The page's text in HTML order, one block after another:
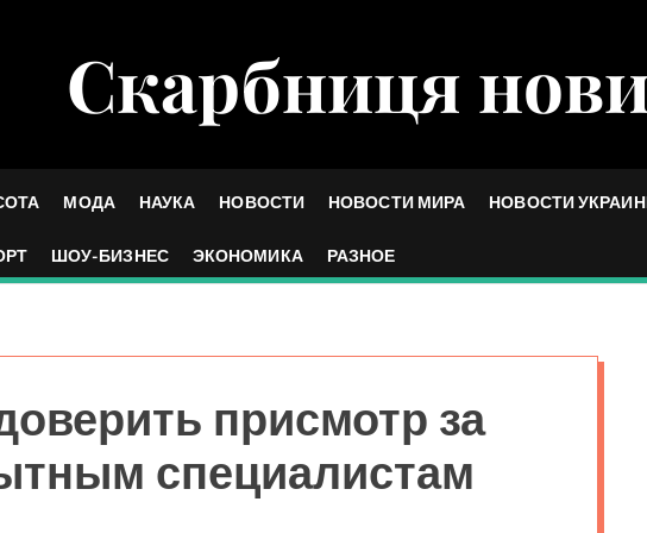
Скарбниця
МОДА НАУКА НОВОСТИ НОВОСТИ МИРА НОВОСТИ
ШОУ-БИЗНЕС ЭКОНОМИКА РАЗНОЕ
присмотр за
специалистам